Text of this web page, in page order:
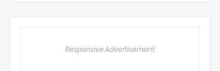
Responsive Advertisement